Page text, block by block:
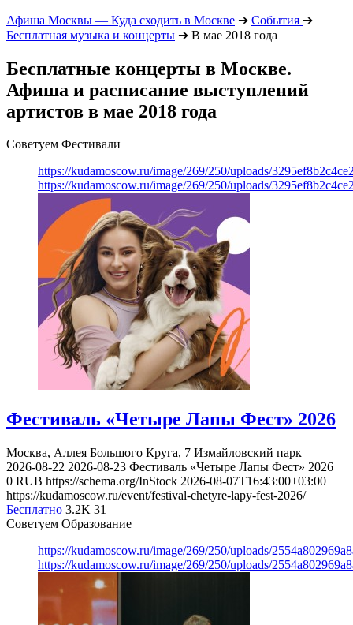
Афиша Москвы — Куда сходить в Москве ➔ События ➔
Бесплатная музыка и концерты ➔ В мае 2018 года
Бесплатные концерты в Москве.
Афиша и расписание выступлений
артистов в мае 2018 года
Советуем Фестивали
https://kudamoscow.ru/image/269/250/uploads/
https://kudamoscow.ru/image/269/250/uploads/
Фестиваль «Четыре Лапы Фест» 2026
Москва, Аллея Большого Круга, 7 Измайловский парк
2026-08-22 2026-08-23 Фестиваль «Четыре Лапы Фест» 2026
0 RUB https://schema.org/InStock 2026-08-07T16:43:00+03:00
https://kudamoscow.ru/event/festival-chetyre-lapy-fest-2026/
Бесплатно 3.2K 31
Советуем Образование
https://kudamoscow.ru/image/269/250/uploads/
https://kudamoscow.ru/image/269/250/uploads/